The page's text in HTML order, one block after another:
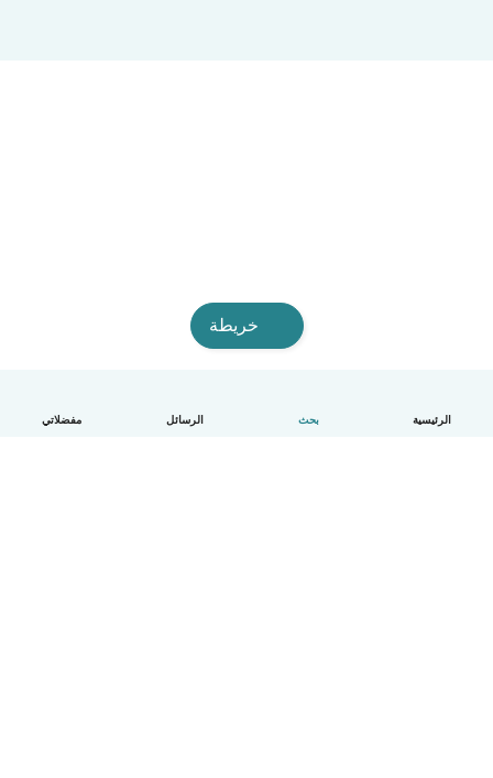
الرئيسية بحث الرسائل مفضلاتي
خريطة